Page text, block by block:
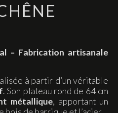
– Fabrication artisanale
à partir d’un véritable
. Son plateau rond de 64 cm
métallique, apportant un